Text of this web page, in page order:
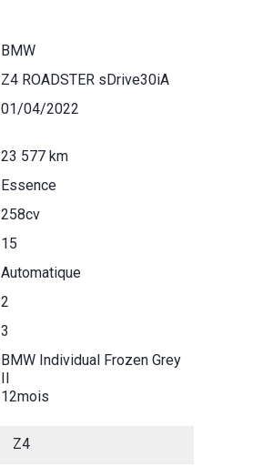
BMW
Z4 ROADSTER sDrive30iA
01/04/2022
23 577 km
Essence
258cv
15
Automatique
2
3
BMW Individual Frozen Grey
II
12mois
Z4